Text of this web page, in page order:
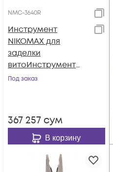
NMC-3640R
Инструмент
NIKOMAX для
заделки
витоИнструмент
NIKOMAX для
регулировки силы
удара, крепление
Twist-Lock, бе
Под заказ
367 257 сум
В корзину